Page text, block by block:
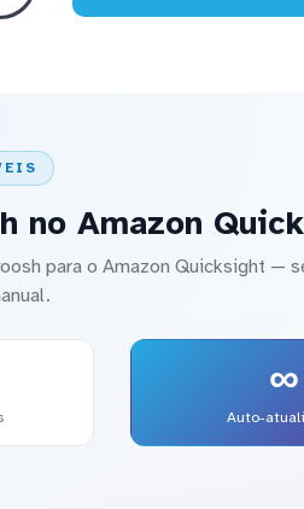
no Amazon
para o Amazon Quicksight —
∞
Auto-